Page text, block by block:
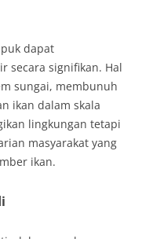
dapat
secara signifikan. Hal
sungai, membunuh
ikan dalam skala
lingkungan tetapi
masyarakat yang
ikan.